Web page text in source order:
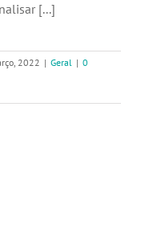
[...]
2022 | Geral | 0